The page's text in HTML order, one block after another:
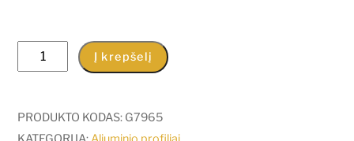
produkto
kiekis:
juostos
priglaistomo
Į krepšelį
PRODUKTO KODAS: G7965